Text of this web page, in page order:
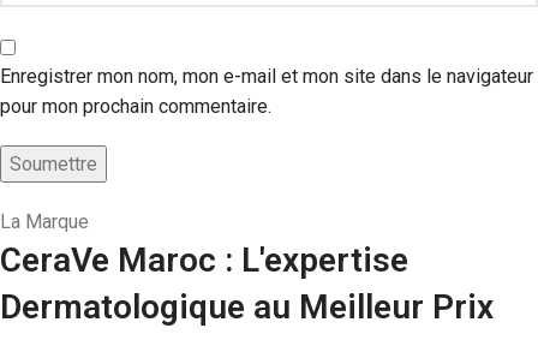
Enregistrer mon nom, mon e-mail et mon site dans le navigateur
pour mon prochain commentaire.
La Marque
CeraVe Maroc : L'expertise
Dermatologique au Meilleur Prix